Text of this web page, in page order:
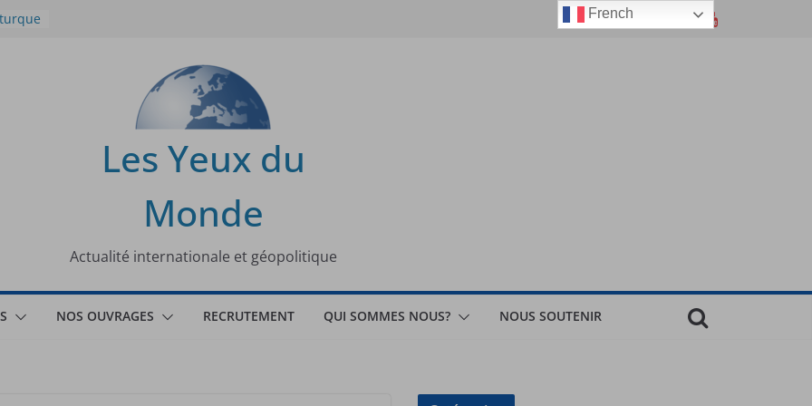
Les Yeux du
Monde
Actualité internationale et géopolitique
NOS OUVRAGES RECRUTEMENT QUI SOMMES NOUS? NOUS SOUTENIR
French